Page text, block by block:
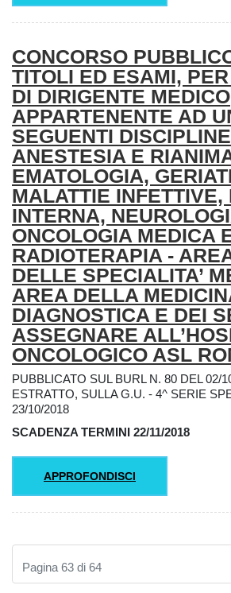
CONCORSO
TITOLI ED ESAMI,
DI DIRIGENTE MEDICO
APPARTENENTE AD
SEGUENTI
ANESTESIA E
EMATOLOGIA,
MALATTIE INFETTIVE,
INTERNA,
ONCOLOGIA MEDICA
RADIOTERAPIA -
DELLE SPECIALITA’
AREA DELLA
DIAGNOSTICA E DEI
ASSEGNARE
ONCOLOGICO ASL
PUBBLICATO SUL BURL N. 80 DEL 02/
ESTRATTO, SULLA G.U. - 4^ SERIE
23/10/2018
SCADENZA TERMINI 22/11/2018
APPROFONDISCI
Pagina 63 di 64